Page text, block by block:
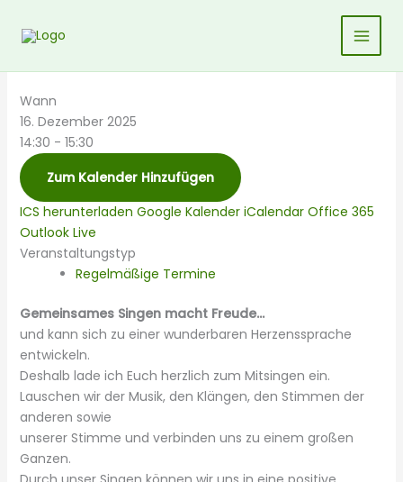
Inhalt
Wann
16. Dezember 2025
14:30 - 15:30
Zum Kalender Hinzufügen
ICS herunterladen Google Kalender iCalendar Office 365
Outlook Live
Veranstaltungstyp
Regelmäßige Termine
Gemeinsames Singen macht Freude…
und kann sich zu einer wunderbaren Herzenssprache
entwickeln.
Deshalb lade ich Euch herzlich zum Mitsingen ein.
Lauschen wir der Musik, den Klängen, den Stimmen der
anderen sowie
unserer Stimme und verbinden uns zu einem großen
Ganzen.